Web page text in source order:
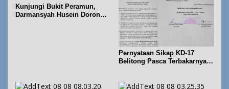
Kunjungi Bukit Peramun,
Darmansyah Husein Dorong
Pernyataan Sikap KD-17
Belitong Pasca Terbakarnya